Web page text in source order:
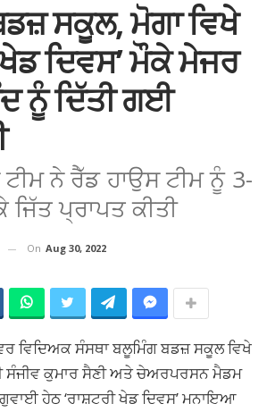
ਸਕੂਲ, ਮੋਗਾ ਵਿਖੇ
ਖੇਡ ਦਿਵਸ’ ਮੌਕੇ ਮੇਜਰ
ਨੂੰ ਦਿੱਤੀ ਗਈ
ਨੇ ਰੈੱਡ ਹਾਉਸ ਟੀਮ ਨੂੰ 3-
ਜਿੱਤ ਪ੍ਰਾਪਤ ਕੀਤੀ
On Aug 30, 2022
ਵਿਦਿਅਕ ਸੰਸਥਾ ਬਲੂਮਿੰਗ ਬਡਜ਼ ਸਕੂਲ ਵਿਖੇ
ਕੁਮਾਰ ਸੈਣੀ ਅਤੇ ਚੇਅਰਪਰਸਨ ਮੈਡਮ
ਹੇਠ ‘ਰਾਸ਼ਟਰੀ ਖੇਡ ਦਿਵਸ’ ਮਨਾਇਆ